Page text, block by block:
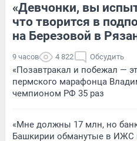
«Девчонки, вы
что творится в
на Березовой в
9 часов 4 822 Обсудить
«Позавтракал и побежал —
пермского марафонца
чемпионом РФ 35 раз
«Мне должны 17 млн, но
Башкирии обманутые в ИЖС